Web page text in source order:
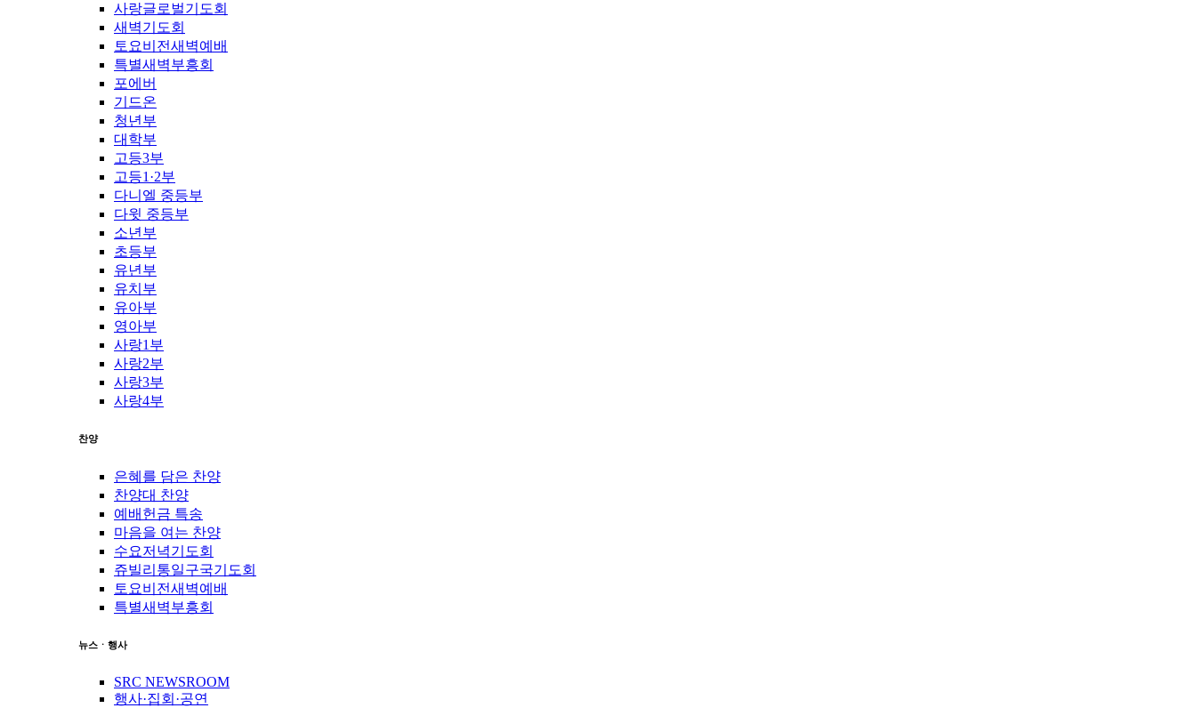
사랑글로벌기도회
새벽기도회
토요비전새벽예배
특별새벽부흥회
포에버
기드온
청년부
대학부
고등3부
고등1·2부
다니엘 중등부
다윗 중등부
소년부
초등부
유년부
유치부
유아부
영아부
사랑1부
사랑2부
사랑3부
사랑4부
찬양
은혜를 담은 찬양
찬양대 찬양
예배헌금 특송
마음을 여는 찬양
수요저녁기도회
쥬빌리통일구국기도회
토요비전새벽예배
특별새벽부흥회
뉴스ㆍ행사
SRC NEWSROOM
행사·집회·공연